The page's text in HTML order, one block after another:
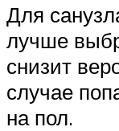
Для
лучше
снизит
случае
на пол.